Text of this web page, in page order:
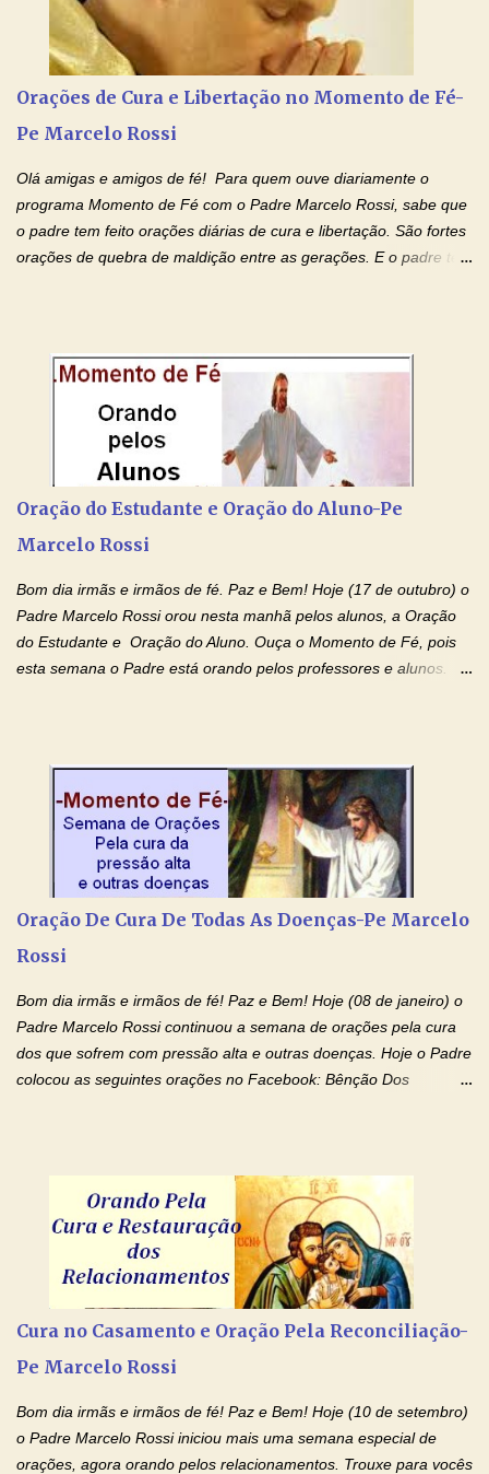
no Amor Materno de Nossa Senhora. Adriana-Devoção e Fé
Mensagem do Padre Marcelo Rossi por E-mail: Amados!! Nesta
quarta feira, vamos orar pelas pessoas que sofrem com as
doenças do coração, NO SAGRADO CORAÇÃO DE JESUS E NO
Orações de Cura e Libertação no Momento de Fé-
Pe Marcelo Rossi
Olá amigas e amigos de fé! Para quem ouve diariamente o
programa Momento de Fé com o Padre Marcelo Rossi, sabe que
o padre tem feito orações diárias de cura e libertação. São fortes
orações de quebra de maldição entre as gerações. E o padre tem
por estas valiosas orações. Tenham um lindo fim de semana na
paz de Jesus Cristo e no amor de Maria Santíssima. Adriana-
Devoção e Fé Clique para acessar: Facebook Padre Marcelo
Rossi Site Padre Marcelo Rossi (para ouvir o Momento de Fé)
Tocai, Cura! E Restaura! "Jesus, no poder de Seu Nome, peço
agora que as águas do meu batismo fluam para trás através das
gerações, através de todas as raízes da minha árvore
genealógica. Que o Sangue de Jesus, purificador e vivificante,
Oração do Estudante e Oração do Aluno-Pe
Marcelo Rossi
Bom dia irmãs e irmãos de fé. Paz e Bem! Hoje (17 de outubro) o
Padre Marcelo Rossi orou nesta manhã pelos alunos, a Oração
do Estudante e Oração do Aluno. Ouça o Momento de Fé, pois
esta semana o Padre está orando pelos professores e alunos.
intelectualmente e espiritualmente para o dia da prova. Confie no
amor Ágape de Jesus e no amor materno de Nossa Senhora.
Fique com a paz de Jesus e o amor de Maria! Adriana-Devoção e
Fé Oração do Estudante I Senhor, eu sou estudante, e por sinal,
inteligente. Prova isto é o fato de eu estar aqui, conversando com
o Senhor. Obrigado pelo dom da inteligência e pela possibilidade
de estudar. Mas, como o Senhor sabe, a vida de estudante nem
sempre é fácil. A rotina cansa e o aprender exige uma série de
Oração De Cura De Todas As Doenças-Pe Marcelo
Rossi
Bom dia irmãs e irmãos de fé! Paz e Bem! Hoje (08 de janeiro) o
Padre Marcelo Rossi continuou a semana de orações pela cura
dos que sofrem com pressão alta e outras doenças. Hoje o Padre
colocou as seguintes orações no Facebook: Bênção Dos
Senhora! Adriana-Devoção e Fé Bênção Dos Enfermos O Senhor
Jesus esteja ao vosso lado, para vos defender, dentro de vós,
para vos conservar; diante de vós, pra vos conduzir; atrás de vós
para vos guardar; acima de vós, para vos abençoar. Ele que vive
e reina pelos séculos dos séculos. Amém! Oração De Cura De
Todas As Doenças Senhor Jesus, suplicamos no poder de Teu
Nome † (sinal da cruz), que está acima de todo Nome, que todos
os padrões de enfermidade física transmitidos em minha linha de
os laços...
Cura no Casamento e Oração Pela Reconciliação-
Pe Marcelo Rossi
Bom dia irmãs e irmãos de fé! Paz e Bem! Hoje (10 de setembro)
o Padre Marcelo Rossi iniciou mais uma semana especial de
orações, agora orando pelos relacionamentos. Trouxe para vocês